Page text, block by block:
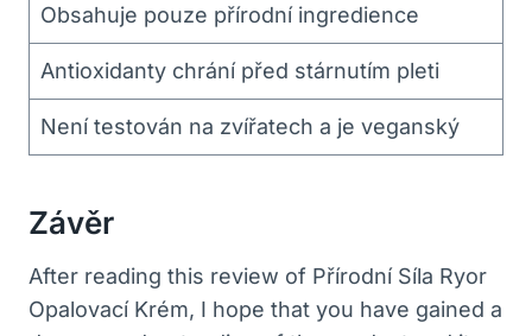
Obsahuje pouze přírodní ingredience
Antioxidanty chrání před stárnutím pleti
Není testován na zvířatech a je veganský
Závěr
After reading this review of Přírodní Síla Ryor
Opalovací Krém, I hope that you have gained a